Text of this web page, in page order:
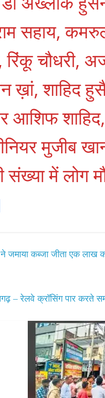
सहाय,
रिंकू चौधरी,
ख़ां, शाहिद
आशिफ
मुजीब
संख्या में लोग
कब्जा जीता एक लाख
– रेलवे क्रॉसिंग पार करते